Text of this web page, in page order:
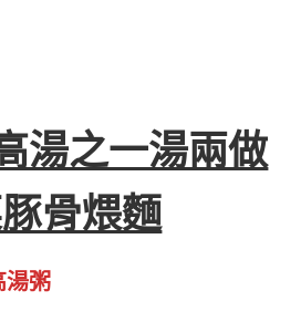
湯之一湯兩做
骨煨麵
湯粥